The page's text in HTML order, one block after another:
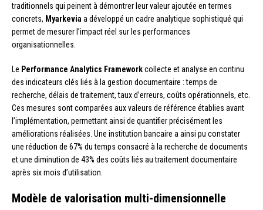
traditionnels qui peinent à démontrer leur valeur ajoutée en termes
concrets, Myarkevia a développé un cadre analytique sophistiqué qui
permet de mesurer l’impact réel sur les performances
organisationnelles.
Le Performance Analytics Frameworkcollecte et analyse en continu
des indicateurs clés liés à la gestion documentaire : temps de
recherche, délais de traitement, taux d’erreurs, coûts opérationnels, etc.
Ces mesures sont comparées aux valeurs de référence établies avant
l’implémentation, permettant ainsi de quantifier précisément les
améliorations réalisées. Une institution bancaire a ainsi pu constater
une réduction de 67% du temps consacré à la recherche de documents
et une diminution de 43% des coûts liés au traitement documentaire
après six mois d’utilisation.
Modèle de valorisation multi-dimensionnelle